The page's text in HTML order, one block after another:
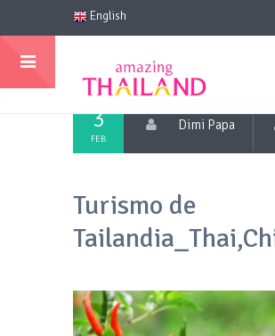
English
3
FEB
Dimi Papa
Turismo de